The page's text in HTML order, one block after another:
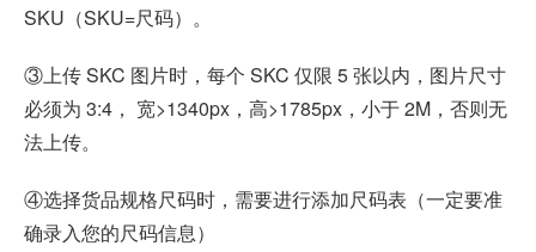
SKU（SKU=尺码）。
③上传 SKC 图片时，每个 SKC 仅限 5 张以内，图片尺寸
必须为 3:4， 宽>1340px，高>1785px，小于 2M，否则无
法上传。
④选择货品规格尺码时，需要进行添加尺码表（一定要准
确录入您的尺码信息）